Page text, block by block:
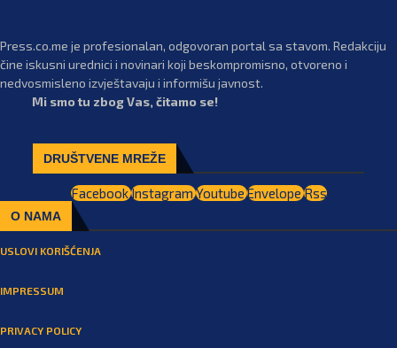
Press.co.me je profesionalan, odgovoran portal sa stavom. Redakciju
čine iskusni urednici i novinari koji beskompromisno, otvoreno i
nedvosmisleno izvještavaju i informišu javnost.
Mi smo tu zbog Vas, čitamo se!
DRUŠTVENE MREŽE
FacebookInstagramYoutubeEnvelopeRss
O NAMA
USLOVI KORIŠĆENJA
IMPRESSUM
PRIVACY POLICY